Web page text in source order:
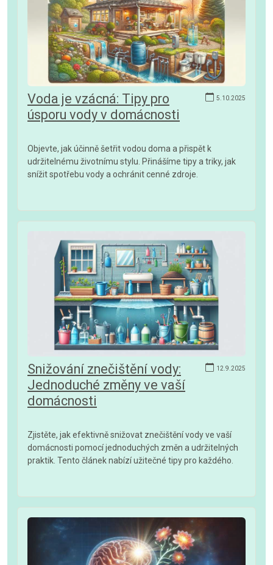
5.10.2025
Voda je vzácná: Tipy pro
úsporu vody v domácnosti
Objevte, jak účinně šetřit vodou doma a přispět k
udržitelnému životnímu stylu. Přinášíme tipy a triky, jak
snížit spotřebu vody a ochránit cenné zdroje.
12.9.2025
Snižování znečištění vody:
Jednoduché změny ve vaší
domácnosti
Zjistěte, jak efektivně snižovat znečištění vody ve vaší
domácnosti pomocí jednoduchých změn a udržitelných
praktik. Tento článek nabízí užitečné tipy pro každého.